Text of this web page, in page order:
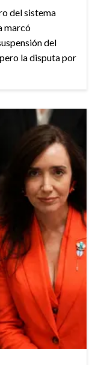
del sistema
marcó
del
la disputa por